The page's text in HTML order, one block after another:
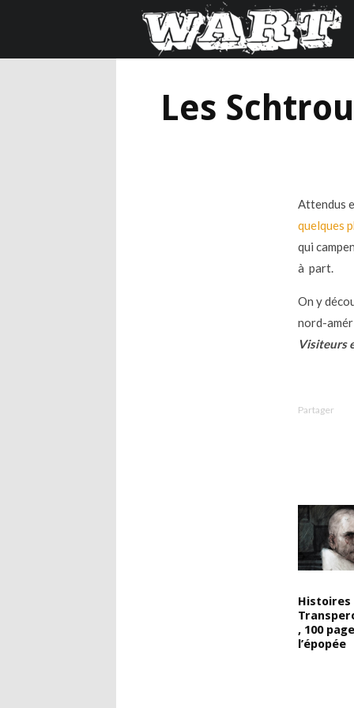
Les
Attendus
quelques
qui
à part.
On y
nord-
Visiteurs
Partager
Histoires
, 100
l’épopée